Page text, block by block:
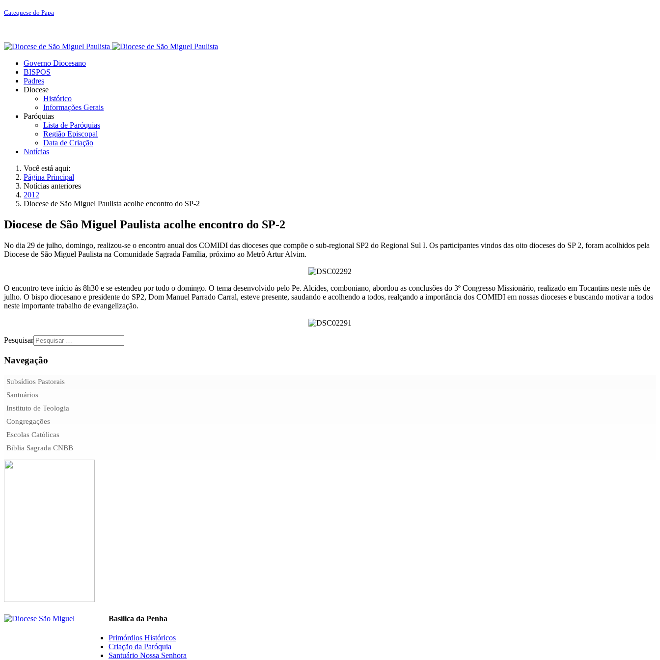
Catequese do Papa
Governo Diocesano
BISPOS
Padres
Diocese
Histórico
Informações Gerais
Paróquias
Lista de Paróquias
Região Episcopal
Data de Criação
Notícias
Você está aqui:
Página Principal
Notícias anteriores
2012
Diocese de São Miguel Paulista acolhe encontro do SP-2
Diocese de São Miguel Paulista acolhe encontro do SP-2
No dia 29 de julho, domingo, realizou-se o encontro anual dos COMIDI das dioceses que compõe o sub-regional SP2 do Regional Sul I. Os participantes vindos das oito dioceses do SP 2, foram acolhidos pela
Diocese de São Miguel Paulista na Comunidade Sagrada Família, próximo ao Metrô Artur Alvim.
O encontro teve início às 8h30 e se estendeu por todo o domingo. O tema desenvolvido pelo Pe. Alcides, comboniano, abordou as conclusões do 3º Congresso Missionário, realizado em Tocantins neste mês de
julho. O bispo diocesano e presidente do SP2, Dom Manuel Parrado Carral, esteve presente, saudando e acolhendo a todos, realçando a importância dos COMIDI em nossas dioceses e buscando motivar a todos
neste importante trabalho de evangelização.
Pesquisar
Navegação
Subsídios Pastorais
Santuários
Instituto de Teologia
Congregações
Escolas Católicas
Biblia Sagrada CNBB
Basílica da Penha
Primórdios Históricos
Criação da Paróquia
Santuário Nossa Senhora